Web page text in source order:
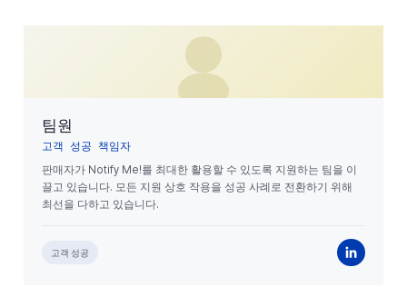
팀원
고객 성공 책임자
판매자가 Notify Me!를 최대한 활용할 수 있도록 지원하는 팀을 이
끌고 있습니다. 모든 지원 상호 작용을 성공 사례로 전환하기 위해
최선을 다하고 있습니다.
고객 성공